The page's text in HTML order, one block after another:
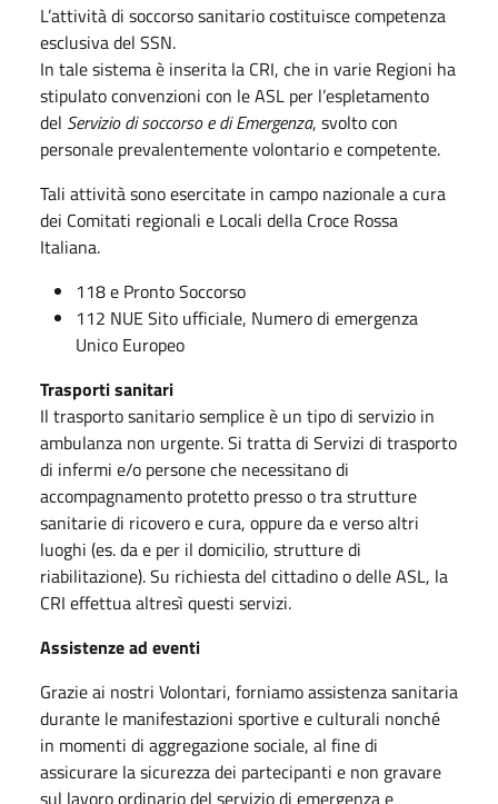
L’attività di soccorso sanitario costituisce competenza
esclusiva del SSN.
In tale sistema è inserita la CRI, che in varie Regioni ha
stipulato convenzioni con le ASL per l’espletamento
del Servizio di soccorso e di Emergenza, svolto con
personale prevalentemente volontario e competente.
Tali attività sono esercitate in campo nazionale a cura
dei Comitati regionali e Locali della Croce Rossa
Italiana.
118 e Pronto Soccorso
112 NUE Sito ufficiale, Numero di emergenza
Unico Europeo
Trasporti sanitari
Il trasporto sanitario semplice è un tipo di servizio in
ambulanza non urgente. Si tratta di Servizi di trasporto
di infermi e/o persone che necessitano di
accompagnamento protetto presso o tra strutture
sanitarie di ricovero e cura, oppure da e verso altri
luoghi (es. da e per il domicilio, strutture di
riabilitazione). Su richiesta del cittadino o delle ASL, la
CRI effettua altresì questi servizi.
Assistenze ad eventi
Grazie ai nostri Volontari, forniamo assistenza sanitaria
durante le manifestazioni sportive e culturali nonché
in momenti di aggregazione sociale, al fine di
assicurare la sicurezza dei partecipanti e non gravare
sul lavoro ordinario del servizio di emergenza e